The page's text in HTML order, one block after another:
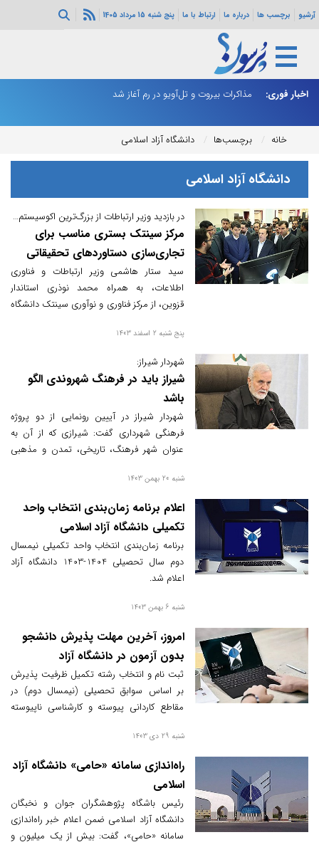
آرشیو برچسب ها درباره ما ارتباط با ما پنج شنبه 15 مرداد 1405
اخبار فوری: مذاکرات بیروت و تل‌آویو در رم آغاز شد
خانه
برچسب‌ها دانشگاه آزاد اسلامی
دانشگاه آزاد اسلامی
در بازدید وزیر ارتباطات از بزرگ‌ترین اکوسیستم‌های کارآفرینی دانشگاهی کشور صورت گرفت:
مرکز سینتک بستری مناسب برای
تجاری‌سازی دستاوردهای تحقیقاتی
است
سید ستار هاشمی وزیر ارتباطات و فناوری
اطلاعات، به همراه محمد نوذری استاندار
قزوین، از مرکز فناوری و نوآوری سینتک دانشگاه
پنج شنبه 2 اسفند 1403
شهردار شیراز:
شیراز باید در فرهنگ شهروندی الگو
باشد
شهردار شیراز در آییین رونمایی از دو پروژه
فرهنگی شهرداری گفت: شیرازی که از آن به
عنوان شهر فرهنگ، تاریخی، تمدن و مذهبی
باشد.
شنبه 20 بهمن 1403
اعلام برنامه زمان‌بندی انتخاب واحد
تکمیلی دانشگاه آزاد اسلامی
برنامه زمان‌بندی انتخاب واحد تکمیلی نیمسال
دوم سال تحصیلی 1404-1403 دانشگاه آزاد
اعلام شد.
شنبه 6 بهمن 1403
امروز، آخرین مهلت پذیرش دانشجو
بدون آزمون در دانشگاه آزاد
ثبت نام و انتخاب رشته تکمیل ظرفیت پذیرش
بر اساس سوابق تحصیلی (نیمسال دوم) در
مقاطع کاردانی پیوسته و کارشناسی ناپیوسته
رسید.
شنبه 29 دی 1403
راه‌اندازی سامانه «حامی» دانشگاه آزاد
اسلامی
رئیس باشگاه پژوهشگران جوان و نخبگان
دانشگاه آزاد اسلامی ضمن اعلام خبر راه‌اندازی
سامانه «حامی»، گفت: بیش از یک میلیون و